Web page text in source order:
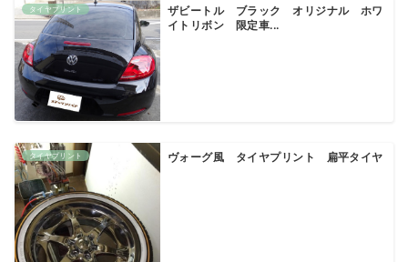
タイヤプリント
ザビートル ブラック オリジナル ホワ
イトリボン 限定車...
タイヤプリント ヴォーグ風 タイヤプリント 扁平タイヤ